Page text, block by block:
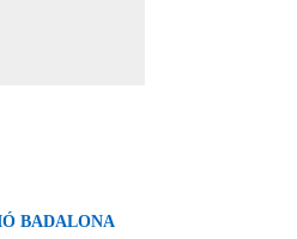
BADALONA